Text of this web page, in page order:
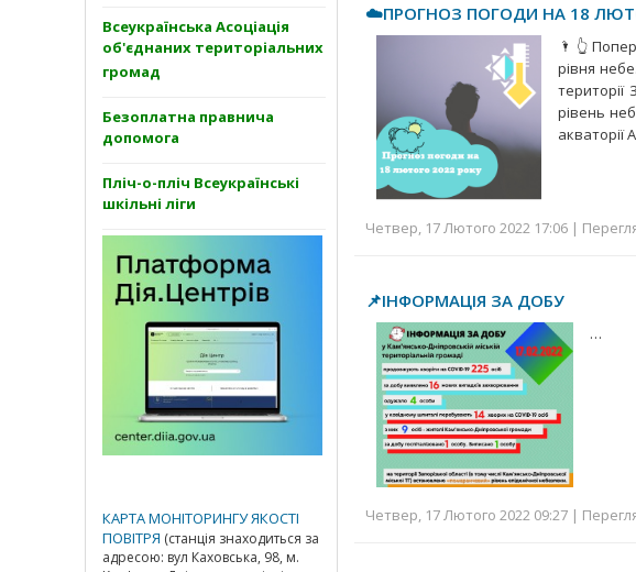
Всеукраїнська Асоціація
об'єднаних територіальних
громад
Безоплатна правнича
допомога
Пліч-о-пліч Всеукраїнські
шкільні ліги
КАРТА МОНІТОРИНГУ ЯКОСТІ
ПОВІТРЯ (станція знаходиться за
адресою: вул Каховська, 98, м.
☁️ПРОГНОЗ ПОГОДИ НА 18
рівня
території
рівень
акваторії
Четвер, 17 Лютого 2022 17:06 |
📌ІНФОРМАЦІЯ ЗА ДОБУ
…
Четвер, 17 Лютого 2022 09:27 |